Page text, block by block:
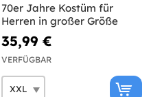
70er Jahre Kostüm für
Herren in großer Größe
35,99 €
VERFÜGBAR